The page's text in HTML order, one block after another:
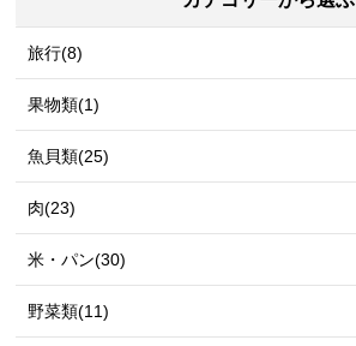
旅行(8)
果物類(1)
魚貝類(25)
肉(23)
米・パン(30)
野菜類(11)